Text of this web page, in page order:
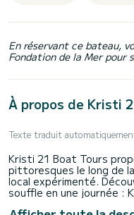
En réservant ce bateau,
Fondation de la Mer pour
À propos de Kristi
Texte traduit
Kristi 21 Boat Tours
pittoresques le long de
local expérimenté.
souffle en une journée :